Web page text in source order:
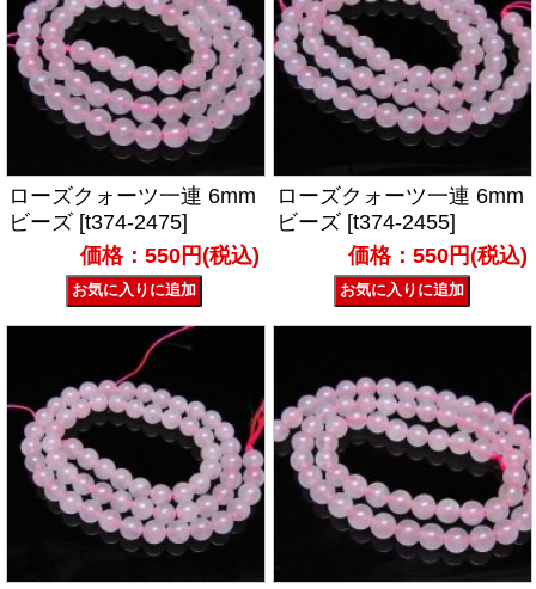
ローズクォーツ一連 6mm
ビーズ [t374-2475]
価格：550円(税込)
ローズクォーツ一連 6mm
ビーズ [t374-2455]
価格：550円(税込)